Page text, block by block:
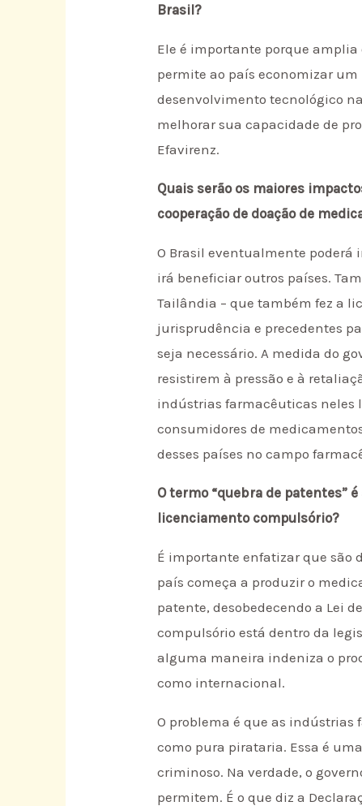
Brasil?
Ele é importante porque amplia
permite ao país economizar
desenvolvimento tecnológico
melhorar sua capacidade de
Efavirenz.
Quais serão os maiores
cooperação de doação de
O Brasil eventualmente poderá
irá beneficiar outros países.
Tailândia – que também fez a
jurisprudência e precedentes
seja necessário. A medida do
resistirem à pressão e à
indústrias farmacêuticas neles
consumidores de
desses países no campo
O termo “quebra de patentes”
licenciamento compulsório?
É importante enfatizar que são
país começa a produzir o
patente, desobedecendo a Lei
compulsório está dentro da
alguma maneira indeniza o
como internacional.
O problema é que as
como pura pirataria. Essa é
criminoso. Na verdade, o
permitem. É o que diz a